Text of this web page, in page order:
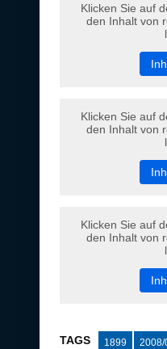
Klicken Sie auf
den Inhalt von
Klicken Sie auf
den Inhalt von
Klicken Sie auf
den Inhalt von
TAGS 1899 2008/